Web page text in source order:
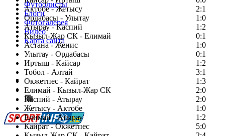
Актобе - Жетысу
2:1
Ордабасы - Улытау
1:0
Атырау - Каспий
1:2
Кызыл-Жар СК - Елимай
0:1
Астана - Женис
1:0
Улытау - Ордабасы
0:1
Иртыш - Кайсар
1:2
Тобол - Алтай
3:1
Окжетпес - Кайрат
1:3
Елимай - Кызыл-Жар СК
2:0
Каспий - Атырау
2:0
Жетысу - Актобе
1:0
Елимай - Атырау
1:2
Кайрат - Окжетпес
5:0
Футболисты
Блоги
Фотогалерея
Видео
Карта сайта
Есть идея?
Сообщить о мероприятии
Перейти на старый сайт